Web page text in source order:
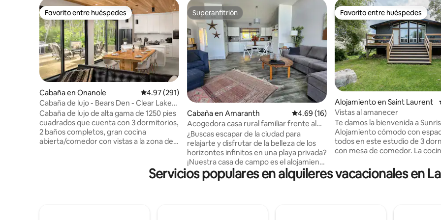
Favorito entre huéspedes
Favorito entre huéspedes
Cabaña en Onanole Calificación promedio: 4.97 de 5, 291 reseñas
4.97 (291)
Cabaña de lujo - Bears Den - Clear Lake
MB (jacuzzi)
Cabaña de lujo de alta gama de 1250 pies
cuadrados que cuenta con 3 dormitorios,
2 baños completos, gran cocina
abierta/comedor con vistas a la zona de
patio. Construida en 2020, esta casa
tiene todos los extras, incluyendo aire
Superanfitrión
Superanfitrión
Cabaña en Amaranth Calificación promedio: 4.69 de 5, 16 reseñas
4.69 (16)
Acogedora casa rural familiar frente al
agua
¿Buscas escapar de la ciudad para
relajarte y disfrutar de la belleza de los
horizontes infinitos en una playa privada?
¡Nuestra casa de campo es el alojamiento
perfecto para ti! Casa de campo
completa de 2 dormitorios frente a la
Favorito entre huéspedes
Favorito entre huéspedes
Alojamiento en Saint Laurent
Vistas al amanecer
Te damos la bienvenida a
Alojamiento cómodo con
todos en este estudio de 3
con mesa de comedor. La
encimera de piedra con
personas con vistas al salón
lago Francis y disfruta del
Servicios populares en alquileres vacacionales en